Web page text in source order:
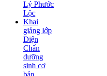
Lý Phước
Lộc
Khai
giảng lớp
Diện
Chẩn
dưỡng
sinh cơ
bản